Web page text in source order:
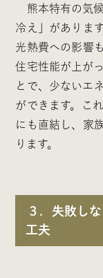
熊本特有の気
冷え」がありま
光熱費への影響
住宅性能が上が
とで、少ないエ
ができます。こ
にも直結し、家
ります。
３．失敗し
工夫